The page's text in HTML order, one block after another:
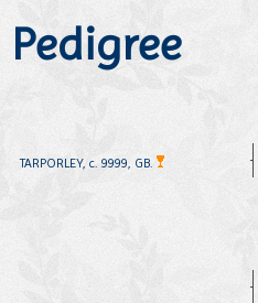
Pedigree
TARPORLEY, c. 9999, GB.